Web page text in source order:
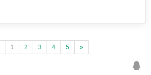
1 2 3 4 5 »